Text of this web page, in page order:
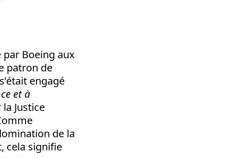
Boeing aux
patron de
engagé
et à
Justice
de la
cela signifie